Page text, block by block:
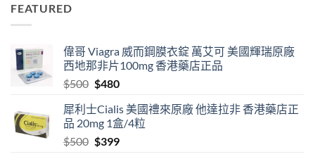
FEATURED
偉哥 Viagra 威而鋼膜衣錠 萬艾可 美國輝瑞原廠
西地那非片100mg 香港藥店正品
$500 Original
was:
$500.
$480Current
is:
$480.
犀利士Cialis 美國禮來原廠 他達拉非 香港藥店正
品 20mg 1盒/4粒
$500 Original
$399Current